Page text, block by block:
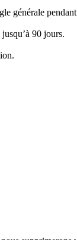
générale
90 jours.